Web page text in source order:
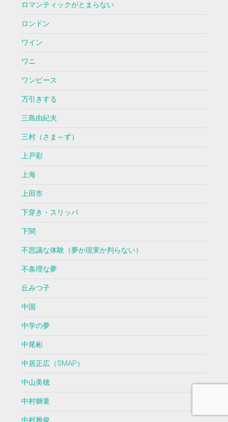
ロマンティックがとまらない
ロンドン
ワイン
ワニ
ワンピース
万引きする
三島由紀夫
三村（さま～ず）
上戸彩
上海
上田市
下穿き・スリッパ
下関
不思議な体験（夢か現実か判らない）
不条理な夢
丘みつ子
中国
中学の夢
中尾彬
中居正広（SMAP）
中山美穂
中村獅童